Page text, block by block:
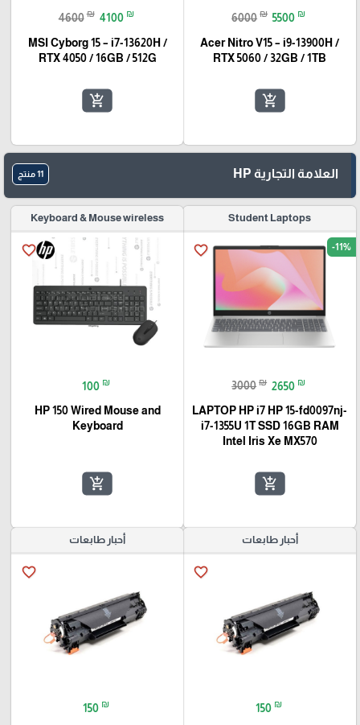
6000 ₪ 5500 ₪
Acer Nitro V15 – i9-13900H /
RTX 5060 / 32GB / 1TB
add_shopping_cart
4600 ₪ 4100 ₪
MSI Cyborg 15 – i7-13620H /
RTX 4050 / 16GB / 512G
add_shopping_cart
العلامة التجارية HP 11 منتج
Student Laptops
favorite_border -11%
3000 ₪ 2650 ₪
LAPTOP HP i7 HP 15-fd0097nj-
i7-1355U 1T SSD 16GB RAM
Intel Iris Xe MX570
add_shopping_cart
Keyboard & Mouse wireless
favorite_border
100 ₪
HP 150 Wired Mouse and
Keyboard
add_shopping_cart
أحبار طابعات
favorite_border
150 ₪
أحبار طابعات
favorite_border
150 ₪